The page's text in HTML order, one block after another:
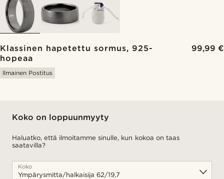
Klassinen hapetettu sormus, 925-
hopeaa
99,99 €
Ilmainen Postitus
Koko on loppuunmyyty
Haluatko, että ilmoitamme sinulle, kun kokoa on taas
saatavilla?
Koko